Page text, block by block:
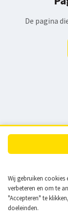
Wij gebruiken cookies
verbeteren en om te
"Accepteren" te
doeleinden.
De pagina